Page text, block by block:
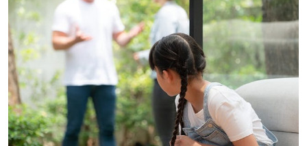
商業
科技
影片
名家榜
灼見活動